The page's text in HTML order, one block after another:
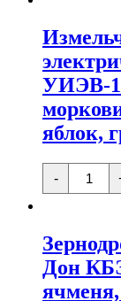
модель
УИЭВ-
лука,
свеклы,
яблок,
груш
УИЭВ-
яблок,
-
товара
модель
УИЭВ-
Н
нерж,
Дон